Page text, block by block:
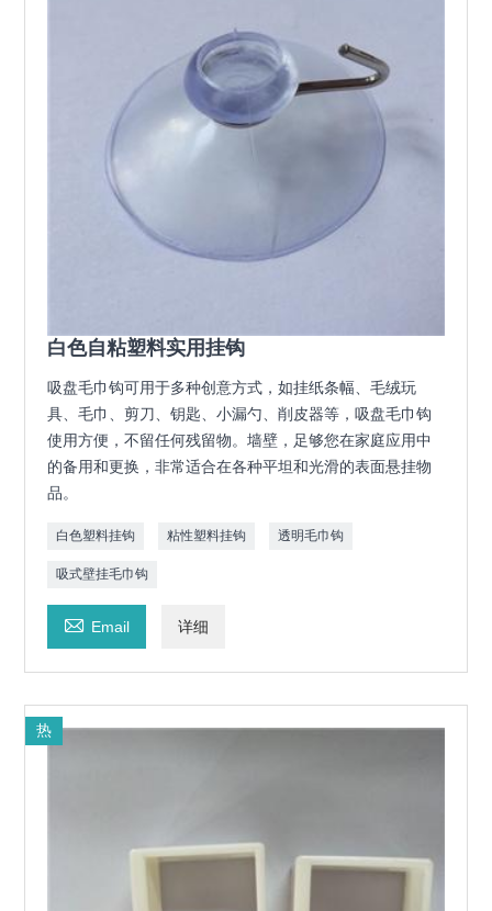
白色自粘塑料实用挂钩
吸盘毛巾钩可用于多种创意方式，如挂纸条幅、毛绒玩
具、毛巾、剪刀、钥匙、小漏勺、削皮器等，吸盘毛巾钩
使用方便，不留任何残留物。墙壁，足够您在家庭应用中
的备用和更换，非常适合在各种平坦和光滑的表面悬挂物
品。
白色塑料挂钩 粘性塑料挂钩 透明毛巾钩
吸式壁挂毛巾钩
 Email 详细
热